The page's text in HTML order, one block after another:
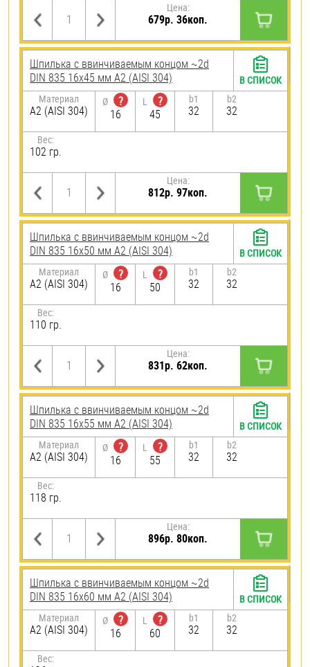
Цена:
679р. 36коп.
Шпилька c ввинчиваемым концом ~2d
DIN 835 16х45 мм А2 (AISI 304)
Материал
А2 (AISI 304)
Ø
?
16
L
?
45
b1
32
b2
32
Вес:
102 гр.
Цена:
812р. 97коп.
В СПИСОК
Шпилька c ввинчиваемым концом ~2d
DIN 835 16х50 мм А2 (AISI 304)
Материал
А2 (AISI 304)
Ø
?
16
L
?
50
b1
32
b2
32
Вес:
110 гр.
Цена:
831р. 62коп.
В СПИСОК
Шпилька c ввинчиваемым концом ~2d
DIN 835 16х55 мм А2 (AISI 304)
Материал
А2 (AISI 304)
Ø
?
16
L
?
55
b1
32
b2
32
Вес:
118 гр.
Цена:
896р. 80коп.
В СПИСОК
Шпилька c ввинчиваемым концом ~2d
DIN 835 16х60 мм А2 (AISI 304)
Материал
А2 (AISI 304)
Ø
?
16
L
?
60
b1
32
b2
32
Вес:
В СПИСОК